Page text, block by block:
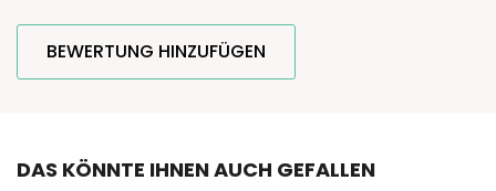
BEWERTUNG HINZUFÜGEN
DAS KÖNNTE IHNEN AUCH GEFALLEN